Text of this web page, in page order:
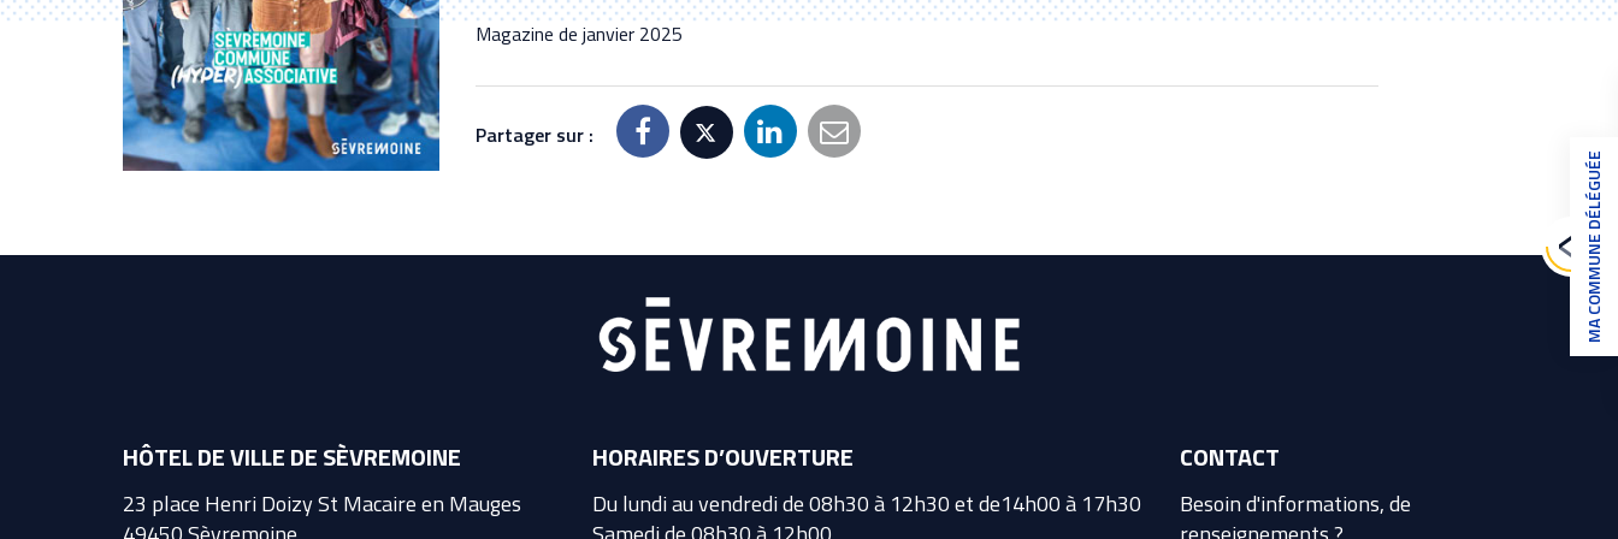
Magazine de janvier 2025
Partager sur :
MA COMMUNE DÉLÉGUÉE
HÔTEL DE VILLE DE SÈVREMOINE
23 place Henri Doizy St Macaire en Mauges
HORAIRES D’OUVERTURE
Du lundi au vendredi de 08h30 à 12h30 et de14h00 à 17h30
CONTACT
Besoin d'informations, de